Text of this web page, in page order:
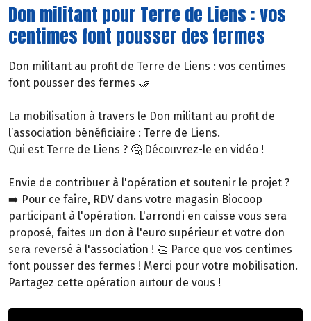
Don militant pour Terre de Liens : vos
centimes font pousser des fermes
Don militant au profit de Terre de Liens : vos centimes
font pousser des fermes 🤝
La mobilisation à travers le Don militant au profit de
l’association bénéficiaire : Terre de Liens.
Qui est Terre de Liens ? 🤔 Découvrez-le en vidéo !
Envie de contribuer à l'opération et soutenir le projet ?
➡️ Pour ce faire, RDV dans votre magasin Biocoop
participant à l'opération. L'arrondi en caisse vous sera
proposé, faites un don à l'euro supérieur et votre don
sera reversé à l'association ! 👏 Parce que vos centimes
font pousser des fermes ! Merci pour votre mobilisation.
Partagez cette opération autour de vous !